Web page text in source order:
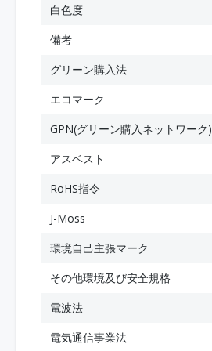
白色度
備考
グリーン購入法
エコマーク
GPN(グリーン購入ネットワーク)
アスベスト
RoHS指令
J-Moss
環境自己主張マーク
その他環境及び安全規格
電波法
電気通信事業法